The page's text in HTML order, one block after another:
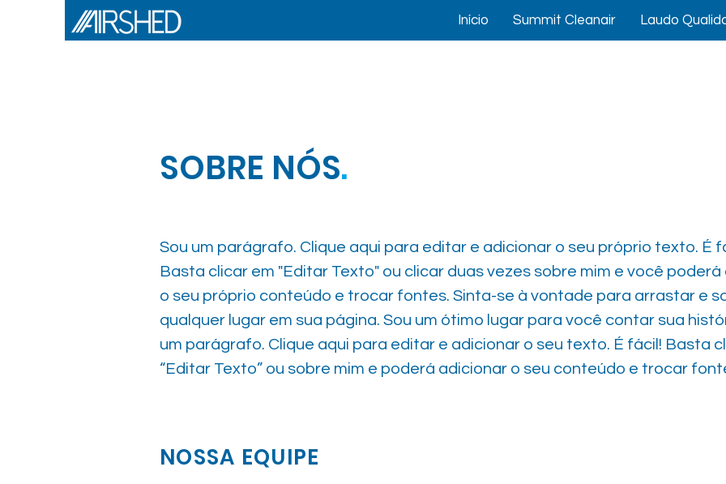
Início Summit Cleanair Laudo
SOBRE NÓS.
Sou um parágrafo. Clique aqui para editar e adicionar o seu próprio texto. É
Basta clicar em "Editar Texto" ou clicar duas vezes sobre mim e você
o seu próprio conteúdo e trocar fontes. Sinta-se à vontade para arrastar e
qualquer lugar em sua página. Sou um ótimo lugar para você contar sua
um parágrafo. Clique aqui para editar e adicionar o seu texto. É fácil! Basta
“Editar Texto” ou sobre mim e poderá adicionar o seu conteúdo e trocar
NOSSA EQUIPE